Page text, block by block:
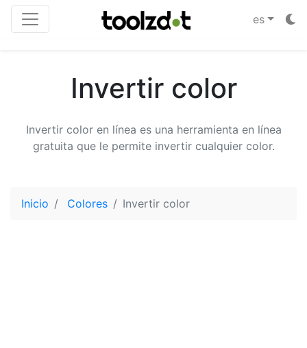
es
Invertir color
Invertir color en línea es una herramienta en línea
gratuita que le permite invertir cualquier color.
Inicio Colores Invertir color